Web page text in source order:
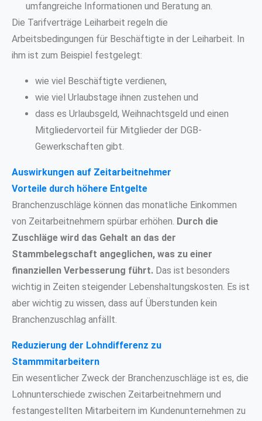
umfangreiche Informationen und Beratung an.
Die Tarifverträge Leiharbeit regeln die
Arbeitsbedingungen für Beschäftigte in der Leiharbeit. In
ihm ist zum Beispiel festgelegt:
wie viel Beschäftigte verdienen,
wie viel Urlaubstage ihnen zustehen und
dass es Urlaubsgeld, Weihnachtsgeld und einen
Mitgliedervorteil für Mitglieder der DGB-
Gewerkschaften gibt.
Auswirkungen auf Zeitarbeitnehmer
Vorteile durch höhere Entgelte
Branchenzuschläge können das monatliche Einkommen
von Zeitarbeitnehmern spürbar erhöhen. Durch die
Zuschläge wird das Gehalt an das der
Stammbelegschaft angeglichen, was zu einer
finanziellen Verbesserung führt. Das ist besonders
wichtig in Zeiten steigender Lebenshaltungskosten. Es ist
aber wichtig zu wissen, dass auf Überstunden kein
Branchenzuschlag anfällt.
Reduzierung der Lohndifferenz zu
Stammmitarbeitern
Ein wesentlicher Zweck der Branchenzuschläge ist es, die
Lohnunterschiede zwischen Zeitarbeitnehmern und
festangestellten Mitarbeitern im Kundenunternehmen zu